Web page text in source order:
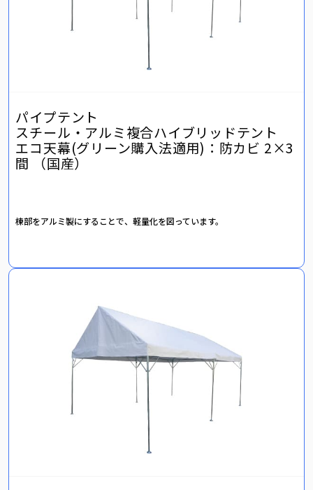
パイプテント
スチール・アルミ複合ハイブリッドテント
エコ天幕(グリーン購入法適用)：防カビ 2×3
間 （国産）
棟部をアルミ製にすることで、軽量化を図っています。